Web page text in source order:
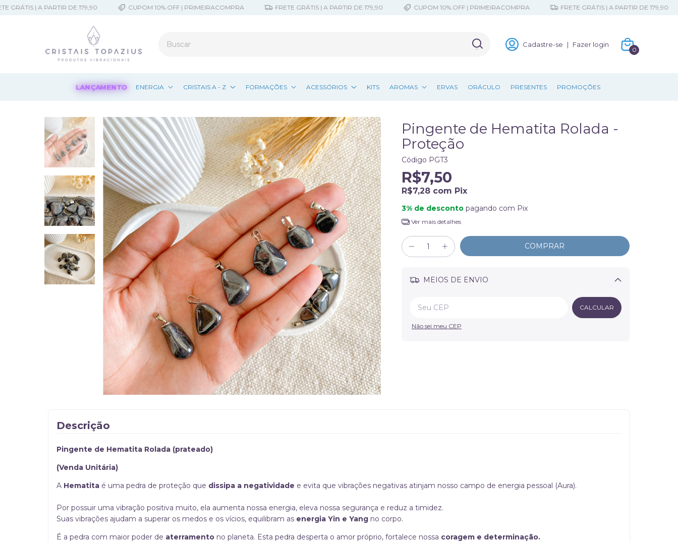
| A PARTIR DE 179,90 CUPOM 10% OFF | PRIMEIRACOMPRA FRETE GRÁTIS | A PARTIR DE 179,90 CUPOM 10% OFF | PRIMEIRACOMPRA FRETE GRÁTIS | A PARTIR DE 179,90
Cadastre-se | Fazer login
0
LANÇAMENTO ENERGIA CRISTAIS A - Z FORMAÇÕES ACESSÓRIOS KITS AROMAS ERVAS ORÁCULO PRESENTES PROMOÇÕES
Pingente de Hematita Rolada -
Proteção
Código PGT3
R$7,50
R$7,28 com Pix
3% de desconto pagando com Pix
Ver mais detalhes
MEIOS DE ENVIO
Alterar CEP
CALCULAR
Não sei meu CEP
Descrição
Pingente de Hematita Rolada (prateado)
(Venda Unitária)
A Hematita é uma pedra de proteção que dissipa a negatividade e evita que vibrações negativas atinjam nosso campo de energia pessoal (Aura).
Por possuir uma vibração positiva muito, ela aumenta nossa energia, eleva nossa segurança e reduz a timidez.
Suas vibrações ajudam a superar os medos e os vícios, equilibram as energia Yin e Yang no corpo.
É a pedra com maior poder de aterramento no planeta. Esta pedra desperta o amor próprio, fortalece nossa coragem e determinação.